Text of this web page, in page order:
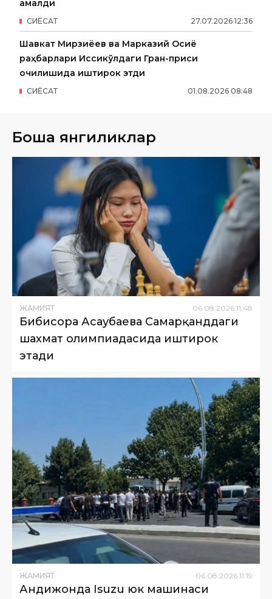
қамалди
27.07.2026 12:36
СИËСАТ
Шавкат Мирзиёев ва Марказий Осиё
раҳбарлари Иссиқкўлдаги Гран-приси
очилишида иштирок этди
01.08.2026 08:48
СИËСАТ
Бошқа янгиликлар
ЖАМИЯТ 06.08.2026 11:48
Бибисора Асаубаева Самарқанддаги
шахмат олимпиадасида иштирок
этади
ЖАМИЯТ 06.08.2026 11:19
Андижонда Isuzu юк машинаси